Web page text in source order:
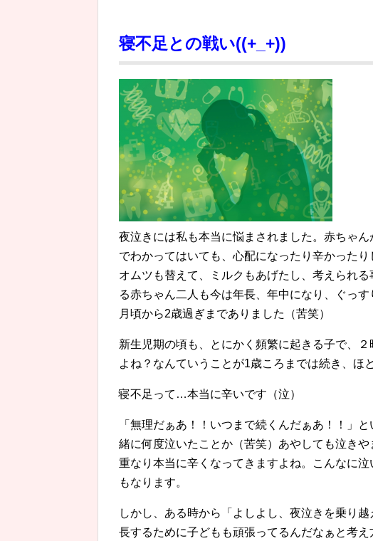
寝不足との戦い((+_+))
夜泣きには私も本当に悩まされました。赤ちゃ
でわかってはいても、心配になったり辛かったり
オムツも替えて、ミルクもあげたし、考えられ
る赤ちゃん二人も今は年長、年中になり、ぐっ
月頃から2歳過ぎまでありました（苦笑）
新生児期の頃も、とにかく頻繁に起きる子で、
よね？なんていうことが1歳ころまでは続き、ほ
寝不足って…本当に辛いです（泣）
「無理だぁあ！！いつまで続くんだぁあ！！」
緒に何度泣いたことか（苦笑）あやしても泣き
重なり本当に辛くなってきますよね。こんなに
もなります。
しかし、ある時から「よしよし、夜泣きを乗り
長するために子どもも頑張ってるんだなぁと考え